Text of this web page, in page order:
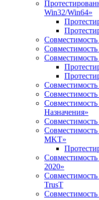
Win32/Win64»
Назначения»
MKT»
2020»
TrusT